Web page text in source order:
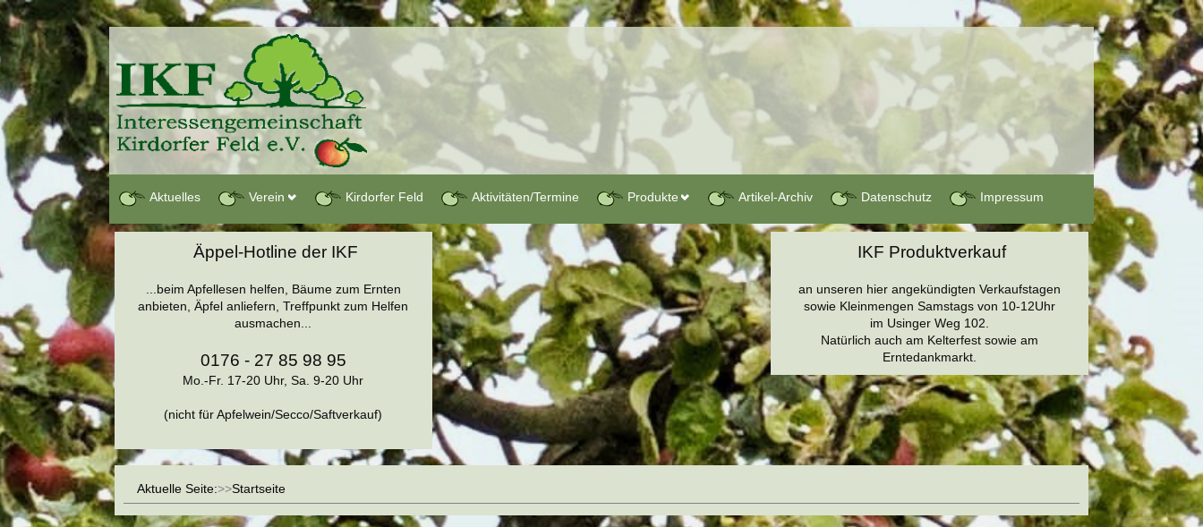
Aktuelles Verein Kirdorfer Feld Aktivitäten/Termine Produkte Artikel-Archiv Datenschutz Impressum
Äppel-Hotline der IKF
...beim Apfellesen helfen, Bäume zum Ernten
anbieten, Äpfel anliefern, Treffpunkt zum Helfen
ausmachen...
0176 - 27 85 98 95
Mo.-Fr. 17-20 Uhr, Sa. 9-20 Uhr
(nicht für Apfelwein/Secco/Saftverkauf)
IKF Produktverkauf
an unseren hier angekündigten Verkaufstagen
sowie Kleinmengen Samstags von 10-12Uhr
im Usinger Weg 102.
Natürlich auch am Kelterfest sowie am
Erntedankmarkt.
Aktuelle Seite: Startseite